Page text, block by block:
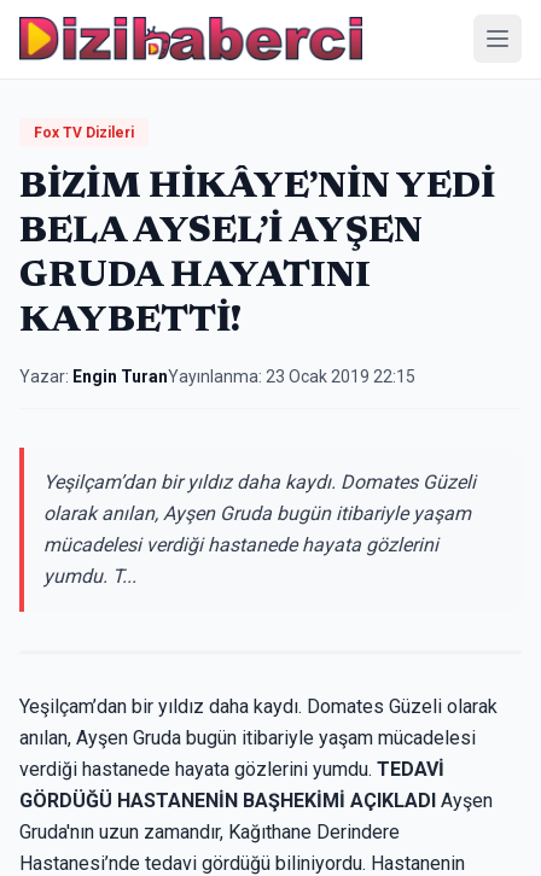
Fox TV Dizileri
BİZİM HİKÂYE’NİN YEDİ
BELA AYSEL’İ AYŞEN
GRUDA HAYATINI
KAYBETTİ!
Yazar: Engin TuranYayınlanma: 23 Ocak 2019 22:15
Yeşilçam’dan bir yıldız daha kaydı. Domates Güzeli
olarak anılan, Ayşen Gruda bugün itibariyle yaşam
mücadelesi verdiği hastanede hayata gözlerini
yumdu. T...
Yeşilçam’dan bir yıldız daha kaydı. Domates Güzeli olarak
anılan, Ayşen Gruda bugün itibariyle yaşam mücadelesi
verdiği hastanede hayata gözlerini yumdu. TEDAVİ
GÖRDÜĞÜ HASTANENİN BAŞHEKİMİ AÇIKLADI Ayşen
Gruda'nın uzun zamandır, Kağıthane Derindere
Hastanesi’nde tedavi gördüğü biliniyordu. Hastanenin